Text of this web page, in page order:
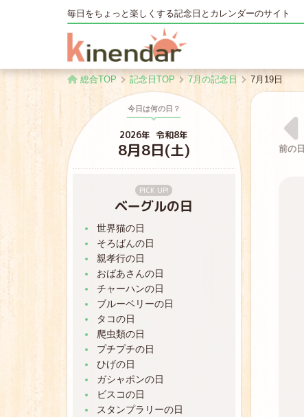
毎日をちょっと楽しくする記念日とカレンダーのサイト
総合TOP 記念日TOP 7月の記念日 7月19日
今日は何の日？
2026年 令和8年
8月8日(土)
PICK UP!
ベーグルの日
世界猫の日
そろばんの日
親孝行の日
おばあさんの日
チャーハンの日
ブルーベリーの日
タコの日
爬虫類の日
プチプチの日
ひげの日
ガシャポンの日
ビスコの日
スタンプラリーの日
8月1日
水の日
8月2日
パンツの日
8月3日
前の日